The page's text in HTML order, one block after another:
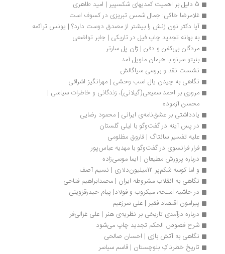
غلامرضا خاکی: جمال شمس تبریزی در کسوف است
آیا دکتر نون زنش را بیشتر از مصدق دوست دارد؟ | یونس تراکمه
به بهانه تجدید چاپ فیل در تاریکی | جابر تواضعی
مردگان بی‌کفن و دفن | ژان پل سارتر
بنیتو سرنو با هرمان ملویل آمد
نشست نقد و بررسی سیاگالش
نگاهی به چیدن یال اسب وحشی | مهرانگیز اشراقی
مروری بر احمد سمیعی(گیلانی)، زندگانی و خاطرات سیاسی |
محسن آزموده
یادداشتی بر عشق‌نامه‌ی ایرانی | محمود رضایی
در پس آینه در گفت‌وگو با لیلی گلستان
عليه تفسير سانتاگ | فاروق مظلومی
فرار فرانسوی در گفت‌وگو با مهدیه عباس‌پور
درباره پرورش مطیعان | ایما موسی‌زاده
و اما کوسه شکم‌پر 12‌میلیون‌دلاری | نسیم آصف
نگاهی به انقلاب مشروطه ایران | محمدابراهیم فتاحی
در حاشیه اسلحه، میکروب و فولاد| پیام حیدرقزوینی
پیرامون اقتصاد فقیر | علی سرزعیم
درباره درآمدی تاریخی بر نظریه‌ی هنر | علی غزالی‌فر
شرح فصوص الحکم تجدید چاپ می‌شود
نگاهی به آتش بازی | احسان صالحی
تاریخ خطرناکِ بلوچستان | قاسم سیاسر